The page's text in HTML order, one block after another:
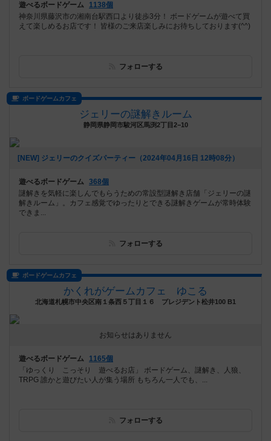
遊べるボードゲーム
1138個
神奈川県藤沢市の湘南台駅西口より徒歩3分！ ボードゲームが遊べて買
えて楽しめるお店です！ 皆様のご来店楽しみにお待ちしております(^^)
フォローする
ボードゲームカフェ
ジェリーの謎解きルーム
静岡県静岡市駿河区馬渕2丁目2−10
[NEW] ジェリーのクイズパーティー（2024年04月16日 12時08分）
遊べるボードゲーム 368個
謎解きを気軽に楽しんでもらうための常設型謎解き店舗「ジェリーの謎
解きルーム」。カフェ感覚でゆったりとできる謎解きゲームが常時体験
できま...
フォローする
ボードゲームカフェ
かくれがゲームカフェ ゆこる
北海道札幌市中央区南１条西５丁目１６ プレジデント松井100 B1
お知らせはありません
遊べるボードゲーム
1165個
「ゆっくり こっそり 遊べるお店」 ボードゲーム、謎解き、人狼、
TRPG 誰かと遊びたい人が集う場所 もちろん一人でも、...
フォローする